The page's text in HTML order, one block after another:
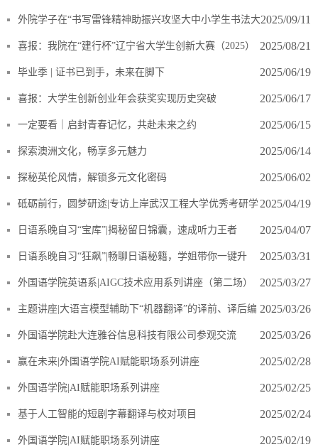
2025/09/11
外院学子在“书写雷锋精神助振兴攻坚大中小学生书法大
赛”中喜获佳绩 2025/08/21
喜报：我院在“建行杯”辽宁省大学生创新大赛（2025）
中再创佳绩 2025/06/19
毕业季 | 证书已到手，未来在脚下
2025/06/17
​喜报：大学生创新创业年会获奖实现历史突破
2025/06/15
一定要看｜启封青春记忆，共赴未来之约
2025/06/14
探索澳洲文化，畅享多元魅力
2025/06/02
探秘英伦风情，解锁多元文化密码
2025/04/19
砥砺前行，圆梦研途|专访上岸武汉工程大学优秀考研学
子程昱 2025/04/07
日语系晚自习“宝库”|揭秘留日锦囊，速成听力王者
2025/03/31
日语系晚自习“狂飙”|畅聊日语秘籍，学姐带你一键升
级！ 2025/03/27
外国语学院英语系|AIGC技术应用系列讲座（第二场）
2025/03/26
​主题讲座|大语言模型辅助下“机器翻译”的译前、译后编
辑 2025/03/26
外国语学院赴大连雅谷信息科技有限公司参观交流
2025/02/28
赢在未来|外国语学院AI赋能职场系列讲座
2025/02/25
外国语学院|AI赋能职场系列讲座
2025/02/24
基于人工智能的短剧字幕翻译与校对项目
2025/02/19
外国语学院|AI赋能职场系列讲座